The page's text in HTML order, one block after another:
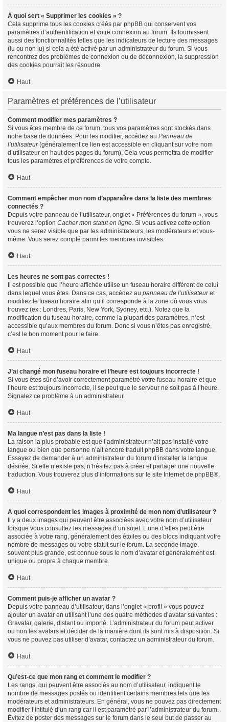
À quoi sert « Supprimer les cookies » ?
Cela supprime tous les cookies créés par phpBB qui conservent vos
paramètres d’authentification et votre connexion au forum. Ils fournissent
aussi des fonctionnalités telles que les indicateurs de lecture des messages
(lu ou non lu) si cela a été activé par un administrateur du forum. Si vous
rencontrez des problèmes de connexion ou de déconnexion, la suppression
des cookies pourrait les résoudre.
Haut
Paramètres et préférences de l’utilisateur
Comment modifier mes paramètres ?
Si vous êtes membre de ce forum, tous vos paramètres sont stockés dans
notre base de données. Pour les modifier, accédez au Panneau de
l’utilisateur(généralement ce lien est accessible en cliquant sur votre nom
d’utilisateur en haut des pages du forum). Cela vous permettra de modifier
tous les paramètres et préférences de votre compte.
Haut
Comment empêcher mon nom d’apparaître dans la liste des membres
connectés ?
Depuis votre panneau de l’utilisateur, onglet « Préférences du forum », vous
trouverez l’option Cacher mon statut en ligne. Si vous activez cette option
vous ne serez visible que par les administrateurs, les modérateurs et vous-
même. Vous serez compté parmi les membres invisibles.
Haut
Les heures ne sont pas correctes !
Il est possible que l’heure affichée utilise un fuseau horaire différent de celui
dans lequel vous êtes. Dans ce cas, accédez au panneau de l’utilisateuret
modifiez le fuseau horaire afin qu’il corresponde à la zone où vous vous
trouvez (ex : Londres, Paris, New York, Sydney, etc.). Notez que la
modification du fuseau horaire, comme la plupart des paramètres, n’est
accessible qu’aux membres du forum. Donc si vous n’êtes pas enregistré,
c’est le bon moment pour le faire.
Haut
J’ai changé mon fuseau horaire et l’heure est toujours incorrecte !
Si vous êtes sûr d’avoir correctement paramétré votre fuseau horaire et que
l’heure est toujours incorrecte, il se peut que le serveur ne soit pas à l’heure.
Signalez ce problème à un administrateur.
Haut
Ma langue n’est pas dans la liste !
La raison la plus probable est que l’administrateur n’ait pas installé votre
langue ou bien que personne n’ait encore traduit phpBB dans votre langue.
Essayez de demander à un administrateur du forum d’installer la langue
désirée. Si elle n’existe pas, n’hésitez pas à créer et partager une nouvelle
traduction. Vous trouverez plus d’informations sur le site Internet de phpBB®.
Haut
A quoi correspondent les images à proximité de mon nom d’utilisateur ?
Il y a deux images qui peuvent être associées avec votre nom d’utilisateur
lorsque vous consultez les messages d’un sujet. L’une d’elles peut être
associée à votre rang, généralement des étoiles ou des blocs indiquant votre
nombre de messages ou votre statut sur le forum. La seconde image,
souvent plus grande, est connue sous le nom d’avatar et généralement est
unique ou propre à chaque membre.
Haut
Comment puis-je afficher un avatar ?
Depuis votre panneau d’utilisateur, dans l’onglet « profil » vous pouvez
ajouter un avatar en utilisant l’une des quatre méthodes d’avatar suivantes :
Gravatar, galerie, distant ou importé. L’administrateur du forum peut activer
ou non les avatars et décider de la manière dont ils sont mis à disposition. Si
vous ne pouvez pas utiliser d’avatar, contactez un administrateur du forum.
Haut
Qu’est-ce que mon rang et comment le modifier ?
Les rangs, qui peuvent être associés au nom d’utilisateur, indiquent le
nombre de messages postés ou identifient certains membres tels que les
modérateurs et administrateurs. En général, vous ne pouvez pas directement
modifier l’intitulé d’un rang car il est paramétré par l’administrateur du forum.
Évitez de poster des messages sur le forum dans le seul but de passer au